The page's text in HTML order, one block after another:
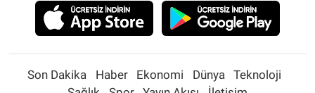
Son Dakika Haber Ekonomi Dünya
Teknoloji